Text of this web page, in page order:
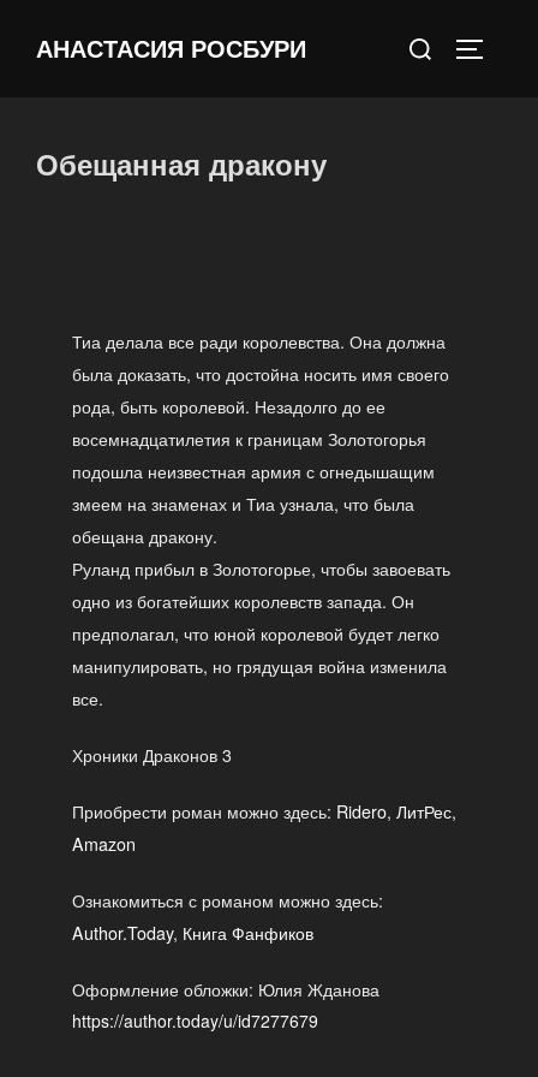
АНАСТАСИЯ РОСБУРИ
Поиск
по:
Обещанная дракону
Тиа делала все ради королевства. Она должна
была доказать, что достойна носить имя своего
рода, быть королевой. Незадолго до ее
восемнадцатилетия к границам Золотогорья
подошла неизвестная армия с огнедышащим
змеем на знаменах и Тиа узнала, что была
обещана дракону.
Руланд прибыл в Золотогорье, чтобы завоевать
одно из богатейших королевств запада. Он
предполагал, что юной королевой будет легко
манипулировать, но грядущая война изменила
все.
Хроники Драконов 3
Приобрести роман можно здесь: Ridero, ЛитРес,
Amazon
Ознакомиться с романом можно здесь:
Author.Today, Книга Фанфиков
Оформление обложки: Юлия Жданова
https://author.today/u/id7277679